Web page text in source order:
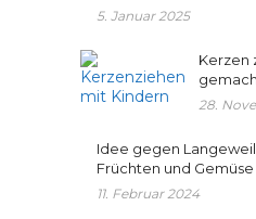
5. Januar 2025
Kerzen
28.
Idee gegen
Früchten und Gemüse
11. Februar 2024